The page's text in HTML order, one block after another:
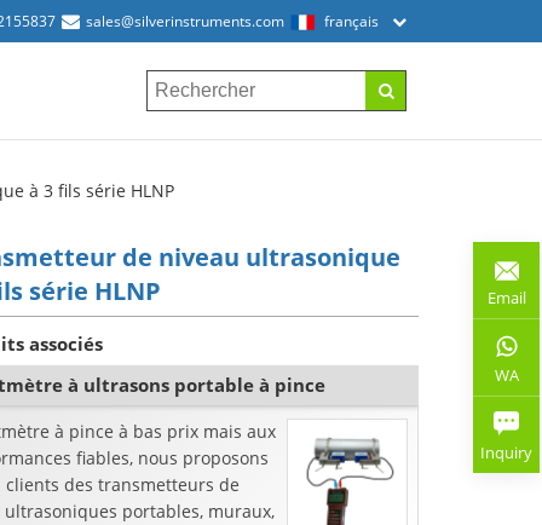
sales@silverinstruments.com français
à 3 fils série HLNP
de niveau ultrasonique
série HLNP
associés
à ultrasons portable à pince
à pince à bas prix mais aux
fiables, nous proposons
clients des transmetteurs de
portables, muraux,
Email
WA
Inquiry